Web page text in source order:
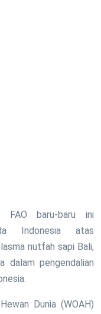
FAO baru-baru ini
Indonesia atas
nutfah sapi Bali,
dalam pengendalian
Dunia (WOAH)